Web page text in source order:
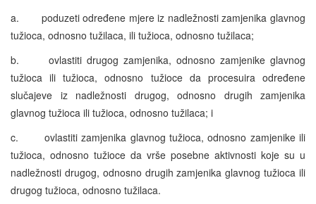
a. poduzeti određene mjere iz nadležnosti zamjenika glavnog
tužioca, odnosno tužilaca, ili tužioca, odnosno tužilaca;
b. ovlastiti drugog zamjenika, odnosno zamjenike glavnog
tužioca ili tužioca, odnosno tužioce da procesuira određene
slučajeve iz nadležnosti drugog, odnosno drugih zamjenika
glavnog tužioca ili tužioca, odnosno tužilaca; i
c. ovlastiti zamjenika glavnog tužioca, odnosno zamjenike ili
tužioca, odnosno tužioce da vrše posebne aktivnosti koje su u
nadležnosti drugog, odnosno drugih zamjenika glavnog tužioca ili
drugog tužioca, odnosno tužilaca.